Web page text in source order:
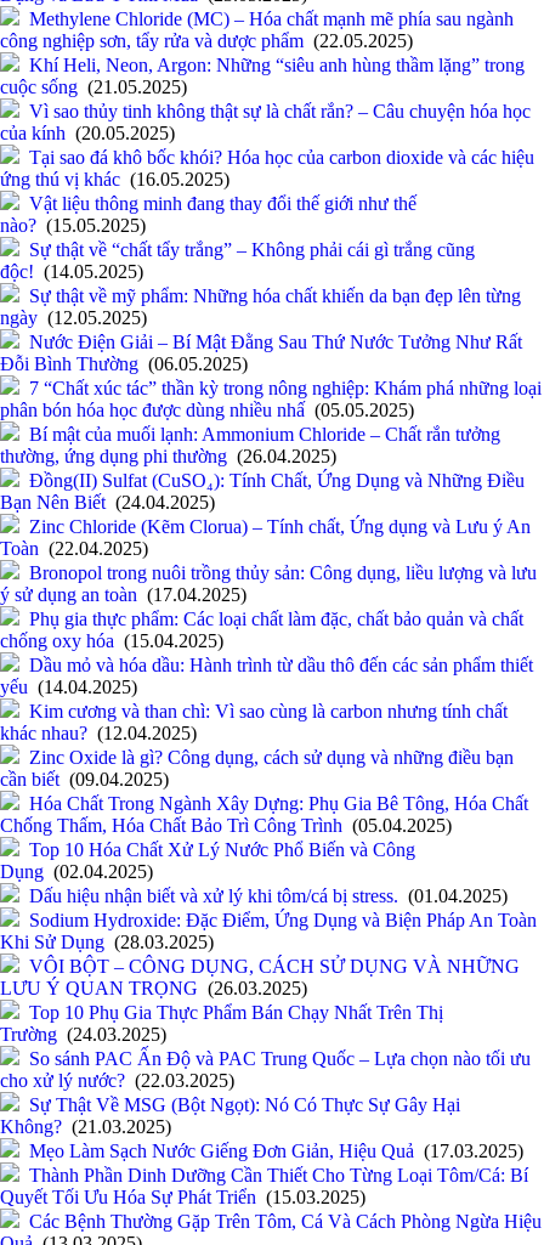
Methylene Chloride (MC) – Hóa chất mạnh mẽ phía sau ngành
công nghiệp sơn, tẩy rửa và dược phẩm (22.05.2025)
Khí Heli, Neon, Argon: Những “siêu anh hùng thầm lặng” trong
cuộc sống (21.05.2025)
Vì sao thủy tinh không thật sự là chất rắn? – Câu chuyện hóa học
của kính (20.05.2025)
Tại sao đá khô bốc khói? Hóa học của carbon dioxide và các hiệu
ứng thú vị khác (16.05.2025)
Vật liệu thông minh đang thay đổi thế giới như thế
nào? (15.05.2025)
Sự thật về “chất tẩy trắng” – Không phải cái gì trắng cũng
độc! (14.05.2025)
Sự thật về mỹ phẩm: Những hóa chất khiến da bạn đẹp lên từng
ngày (12.05.2025)
Nước Điện Giải – Bí Mật Đằng Sau Thứ Nước Tưởng Như Rất
Đỗi Bình Thường (06.05.2025)
7 “Chất xúc tác” thần kỳ trong nông nghiệp: Khám phá những loại
phân bón hóa học được dùng nhiều nhấ (05.05.2025)
Bí mật của muối lạnh: Ammonium Chloride – Chất rắn tưởng
thường, ứng dụng phi thường (26.04.2025)
Đồng(II) Sulfat (CuSO₄): Tính Chất, Ứng Dụng và Những Điều
Bạn Nên Biết (24.04.2025)
Zinc Chloride (Kẽm Clorua) – Tính chất, Ứng dụng và Lưu ý An
Toàn (22.04.2025)
Bronopol trong nuôi trồng thủy sản: Công dụng, liều lượng và lưu
ý sử dụng an toàn (17.04.2025)
Phụ gia thực phẩm: Các loại chất làm đặc, chất bảo quản và chất
chống oxy hóa (15.04.2025)
Dầu mỏ và hóa dầu: Hành trình từ dầu thô đến các sản phẩm thiết
yếu (14.04.2025)
Kim cương và than chì: Vì sao cùng là carbon nhưng tính chất
khác nhau? (12.04.2025)
Zinc Oxide là gì? Công dụng, cách sử dụng và những điều bạn
cần biết (09.04.2025)
Hóa Chất Trong Ngành Xây Dựng: Phụ Gia Bê Tông, Hóa Chất
Chống Thấm, Hóa Chất Bảo Trì Công Trình (05.04.2025)
Top 10 Hóa Chất Xử Lý Nước Phổ Biến và Công
Dụng (02.04.2025)
Dấu hiệu nhận biết và xử lý khi tôm/cá bị stress. (01.04.2025)
Sodium Hydroxide: Đặc Điểm, Ứng Dụng và Biện Pháp An Toàn
Khi Sử Dụng (28.03.2025)
VÔI BỘT – CÔNG DỤNG, CÁCH SỬ DỤNG VÀ NHỮNG
LƯU Ý QUAN TRỌNG (26.03.2025)
Top 10 Phụ Gia Thực Phẩm Bán Chạy Nhất Trên Thị
Trường (24.03.2025)
So sánh PAC Ấn Độ và PAC Trung Quốc – Lựa chọn nào tối ưu
cho xử lý nước? (22.03.2025)
Sự Thật Về MSG (Bột Ngọt): Nó Có Thực Sự Gây Hại
Không? (21.03.2025)
Mẹo Làm Sạch Nước Giếng Đơn Giản, Hiệu Quả (17.03.2025)
Thành Phần Dinh Dưỡng Cần Thiết Cho Từng Loại Tôm/Cá: Bí
Quyết Tối Ưu Hóa Sự Phát Triển (15.03.2025)
Các Bệnh Thường Gặp Trên Tôm, Cá Và Cách Phòng Ngừa Hiệu